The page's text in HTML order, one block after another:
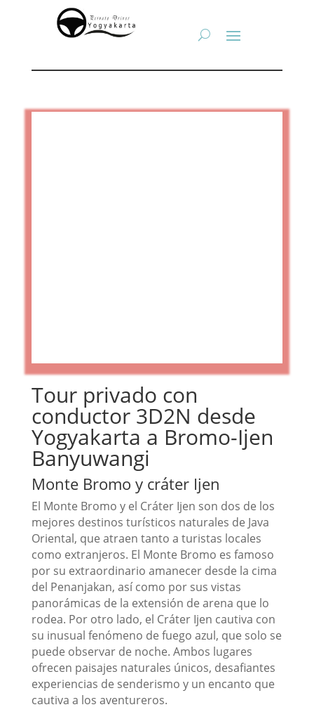
Tour privado con
conductor 3D2N desde
Yogyakarta a Bromo-Ijen
Banyuwangi
Monte Bromo y cráter Ijen
El Monte Bromo y el Cráter Ijen son dos de los
mejores destinos turísticos naturales de Java
Oriental, que atraen tanto a turistas locales
como extranjeros. El Monte Bromo es famoso
por su extraordinario amanecer desde la cima
del Penanjakan, así como por sus vistas
panorámicas de la extensión de arena que lo
rodea. Por otro lado, el Cráter Ijen cautiva con
su inusual fenómeno de fuego azul, que solo se
puede observar de noche. Ambos lugares
ofrecen paisajes naturales únicos, desafiantes
experiencias de senderismo y un encanto que
cautiva a los aventureros.